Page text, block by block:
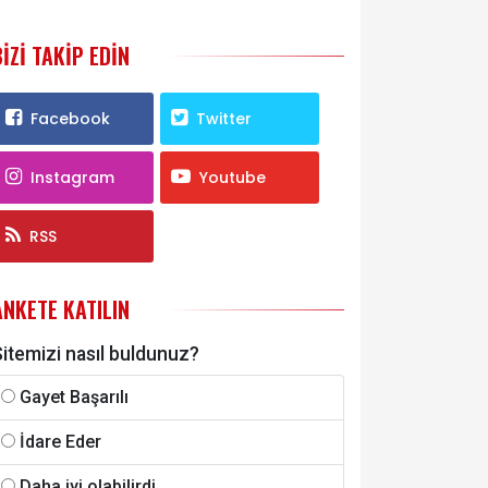
TAKIP EDIN
Facebook Twitter
Instagram Youtube
RSS
KATILIN
nasıl buldunuz?
Gayet Başarılı
İdare Eder